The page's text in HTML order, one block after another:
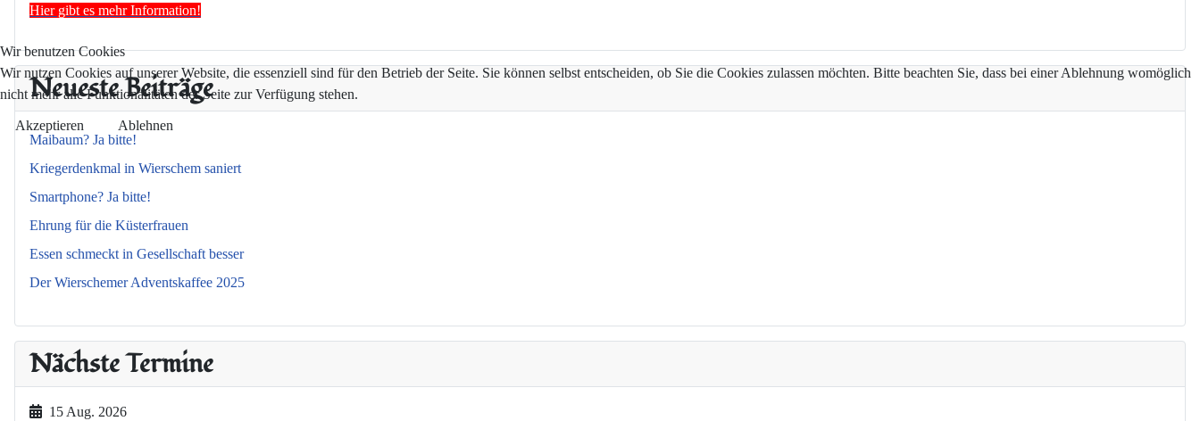
Hier gibt es mehr Information!
Neueste Beiträge
Maibaum? Ja bitte!
Kriegerdenkmal in Wierschem saniert
Smartphone? Ja bitte!
Ehrung für die Küsterfrauen
Essen schmeckt in Gesellschaft besser
Der Wierschemer Adventskaffee 2025
Nächste Termine
15 Aug. 2026
Wir benutzen Cookies
Wir nutzen Cookies auf unserer Website, die essenziell sind für den Betrieb der Seite. Sie können selbst entscheiden, ob Sie die Cookies zulassen möchten. Bitte beachten Sie, dass bei einer Ablehnung womöglich
nicht mehr alle Funktionalitäten der Seite zur Verfügung stehen.
Akzeptieren Ablehnen